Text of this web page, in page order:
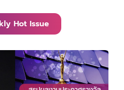
Hot Issue